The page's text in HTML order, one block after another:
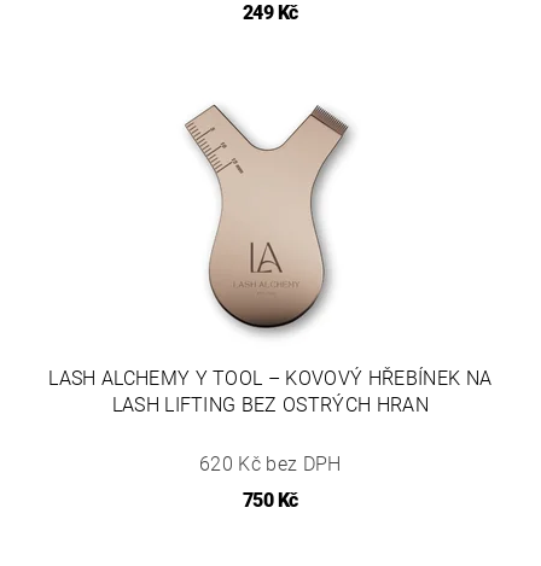
249 Kč
LASH ALCHEMY Y TOOL – KOVOVÝ HŘEBÍNEK NA
LASH LIFTING BEZ OSTRÝCH HRAN
620 Kč bez DPH
750 Kč